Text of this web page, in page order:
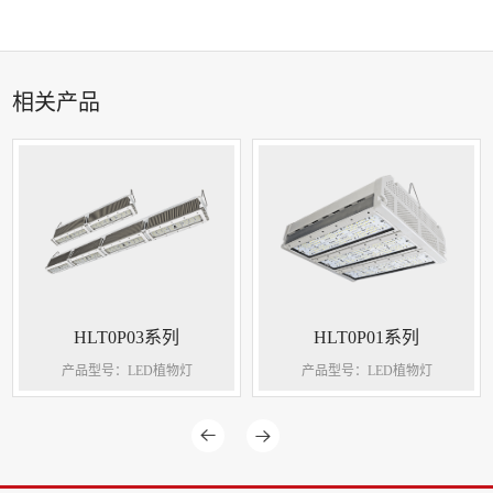
相关产品
HLT0P03系列
产品型号：LED植物灯
HLT0P01系列
产品型号：LED植物灯
 